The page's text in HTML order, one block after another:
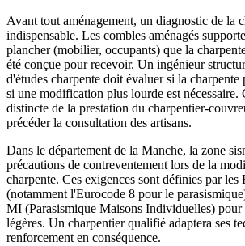
Avant tout aménagement, un diagnostic de la
indispensable. Les combles aménagés
plancher (mobilier, occupants) que la
été conçue pour recevoir. Un ingénieur
d'études charpente doit évaluer si la charpente
si une modification plus lourde est nécessaire.
distincte de la prestation du charpentier-
précéder la consultation des artisans.
Dans le département de la Manche, la zone
précautions de contreventement lors de la
charpente. Ces exigences sont définies par les
(notamment l'Eurocode 8 pour le
MI (Parasismique Maisons Individuelles) pour
légères. Un charpentier qualifié adaptera ses
renforcement en conséquence.